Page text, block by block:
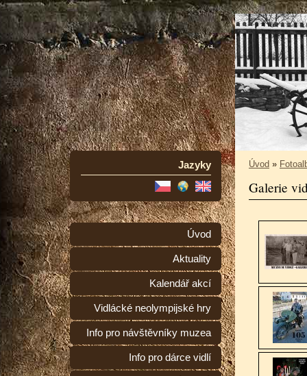
Jazyky
Úvod
Aktuality
Kalendář akcí
Vidlácké neolympijské hry
Info pro návštěvníky muzea
Info pro dárce vidlí
Úvod »
Galerie